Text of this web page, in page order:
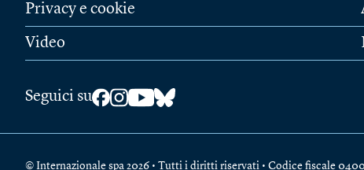
Privacy e cookie
Video
Seguici su
© Internazionale spa 2026 • Tutti i diritti riservati • Codice fiscale